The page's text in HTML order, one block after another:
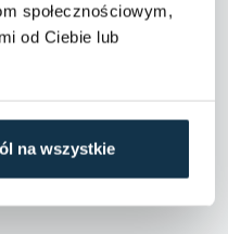
społecznościowym,
od Ciebie lub
na wszystkie